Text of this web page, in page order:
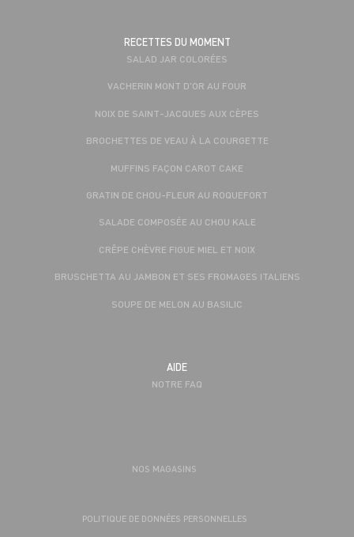
RECETTES DU MOMENT
SALAD JAR COLORÉES
VACHERIN MONT D'OR AU FOUR
NOIX DE SAINT-JACQUES AUX CÈPES
BROCHETTES DE VEAU À LA COURGETTE
MUFFINS FAÇON CAROT CAKE
GRATIN DE CHOU-FLEUR AU ROQUEFORT
SALADE COMPOSÉE AU CHOU KALE
CRÊPE CHÈVRE FIGUE MIEL ET NOIX
BRUSCHETTA AU JAMBON ET SES FROMAGES ITALIENS
SOUPE DE MELON AU BASILIC
AIDE
NOTRE FAQ
NOS MAGASINS
POLITIQUE DE DONNÉES PERSONNELLES